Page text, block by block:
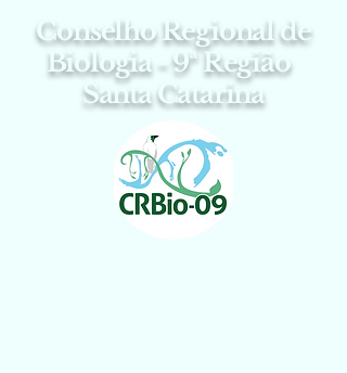
Conselho Regional de
Biologia - 9ª Região
Santa Catarina